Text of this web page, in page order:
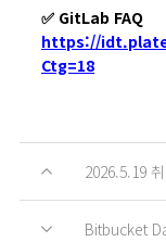
✅ GitLab FAQ
https://
Ctg=18
2026.5.19
Bitbucket